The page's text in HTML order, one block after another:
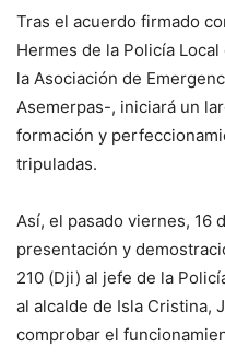
Tras el acuerdo firmado
Hermes de la Policía
la Asociación de
Asemerpas-, iniciará un
formación y
tripuladas.
Así, el pasado viernes, 16
presentación y
210 (Dji) al jefe de la
al alcalde de Isla Cristina,
comprobar el